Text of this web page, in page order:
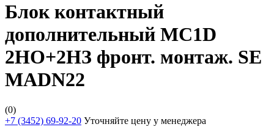
Блок контактный
дополнительный MC1D
2НО+2НЗ фронт. монтаж. SE
MADN22
(0)
+7 (3452) 69-92-20 Уточняйте цену у менеджера